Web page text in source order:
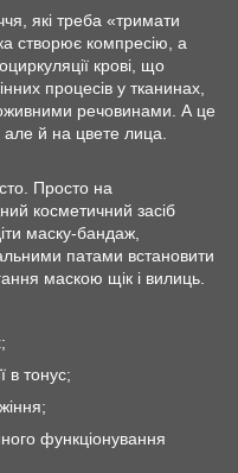
які треба «тримати
створює компресію, а
крові, що
процесів у тканинах,
речовинами. А це
але й на цвете лица.
Просто на
косметичний засіб
маску-бандаж,
патами встановити
маскою щік і вилиць.
в тонус;
функціонування